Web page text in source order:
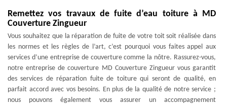
Remettez vos travaux de fuite d’eau toiture à MD
Couverture Zingueur
Vous souhaitez que la réparation de fuite de votre toit soit réalisée dans
les normes et les règles de l’art, c’est pourquoi vous faites appel aux
services d’une entreprise de couverture comme la nôtre. Rassurez-vous,
notre entreprise de couverture MD Couverture Zingueur vous garantit
des services de réparation fuite de toiture qui seront de qualité, en
parfait accord avec vos besoins. En plus de la qualité de notre service ;
nous pouvons également vous assurer un accompagnement